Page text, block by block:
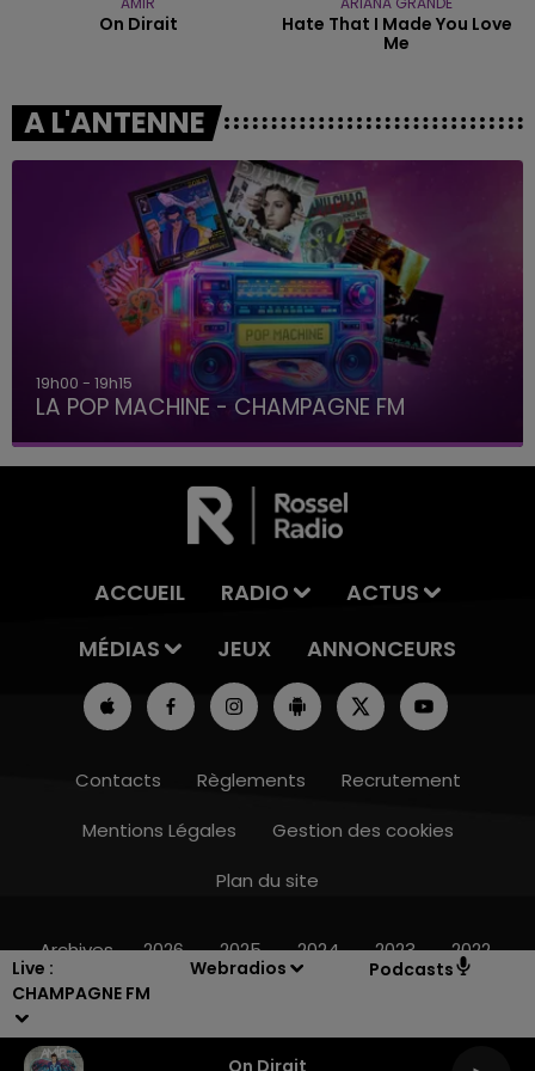
Live :
CHAMPAGNE FM
Webradios Podcasts
On Dirait
15h00 - 19h00
On Dirait
Hate That I Made You Love
Me
A L'ANTENNE
19h15 - 20h00
LA RADIO POP
ACCUEIL RADIO
ACTUS
MÉDIAS
JEUX ANNONCEURS
Contacts Règlements
Recrutement
Mentions Légales
Gestion des cookies
Plan du site
Archives 2026 2025 2024 2023 2022